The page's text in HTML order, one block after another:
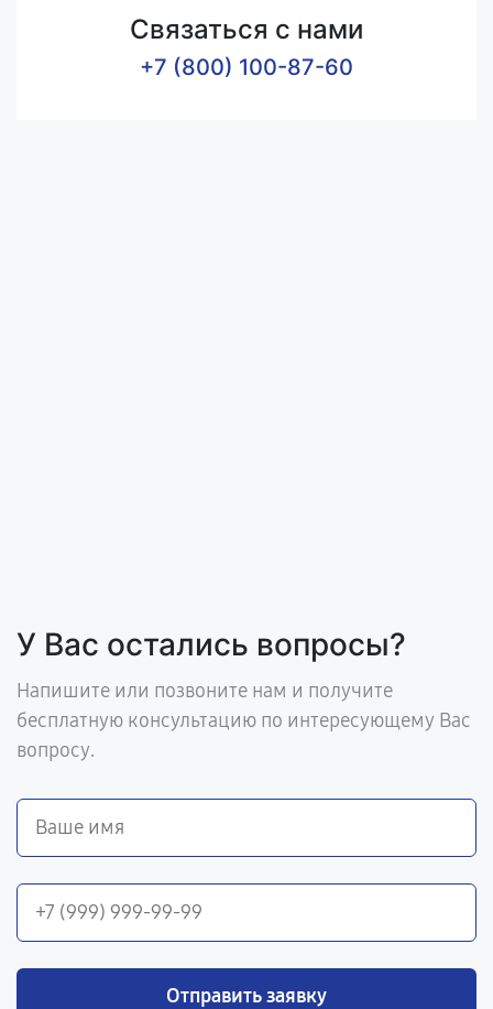
Связаться с нами
+7 (800) 100-87-60
У Вас остались вопросы?
Напишите или позвоните нам и получите
бесплатную консультацию по интересующему Вас
вопросу.
Отправить заявку